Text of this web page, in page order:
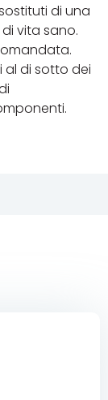
di una
vita sano.
al di sotto dei